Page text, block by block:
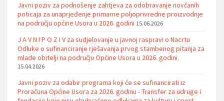
Javni poziv za podnošenje zahtjeva za odobravanje novčanih
poticaja za unaprjeđenje primarne poljoprivredne proizvodnje
na području općine Usora u 2026. godini 15.06.2026
J A V N I P O Z I V za sudjelovanje u javnoj raspravi o Nacrtu
Odluke o sufinanciranje rješavanja prvog stambenog pitanja za
mlade obitelji na području Općine Usora u 2026. godini.
15.04.2026
Javni poziv za odabir programa koji će se sufinancirati iz
Proračuna Općine Usora za 2026. godinu - Transfer za udruge i